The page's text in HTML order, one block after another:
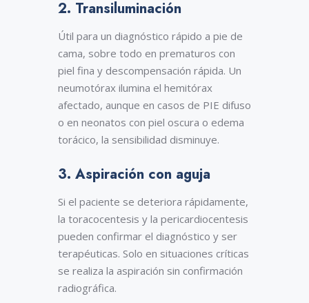
neonatal chest x-ray. Paediatr Respir
Neumomediastino neonatal. Obsérvese
la glándula timo contorneada por aire,
dando un aspecto de “ala de ángel”,
también conocido como el “signo de la
vela (spinnaker)” (puntas de flecha). (De
Arthur R. The neonatal chest x-ray.
Paediatr Respir Rev.2001;2:311).
2. Transiluminación
Útil para un diagnóstico rápido a pie de
cama, sobre todo en prematuros con
piel fina y descompensación rápida. Un
neumotórax ilumina el hemitórax
afectado, aunque en casos de PIE difuso
o en neonatos con piel oscura o edema
torácico, la sensibilidad disminuye.
3. Aspiración con aguja
Si el paciente se deteriora rápidamente,
la toracocentesis y la pericardiocentesis
pueden confirmar el diagnóstico y ser
terapéuticas. Solo en situaciones críticas
se realiza la aspiración sin confirmación
radiográfica.